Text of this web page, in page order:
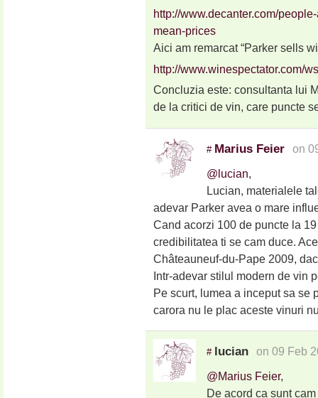
http://www.decanter.com/
mean-prices
Aici am remarcat “Parker sells
http://www.winespectator.com/
Concluzia este: consultanta lui
de la critici de vin, care puncte
# Marius Feier on
@lucian,
Lucian, materialele
adevar Parker avea o mare
Cand acorzi 100 de puncte la
credibilitatea ti se cam duce.
Châteauneuf-du-Pape 2009,
Intr-adevar stilul modern de vin
Pe scurt, lumea a inceput sa se
carora nu le plac aceste vinuri
# lucian on 09 Feb
@Marius Feier,
De acord ca sunt